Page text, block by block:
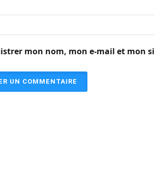
mon nom, mon e-mail et mon